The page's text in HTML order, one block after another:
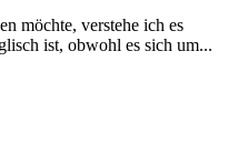
möchte, verstehe ich es
ist, obwohl es sich um...